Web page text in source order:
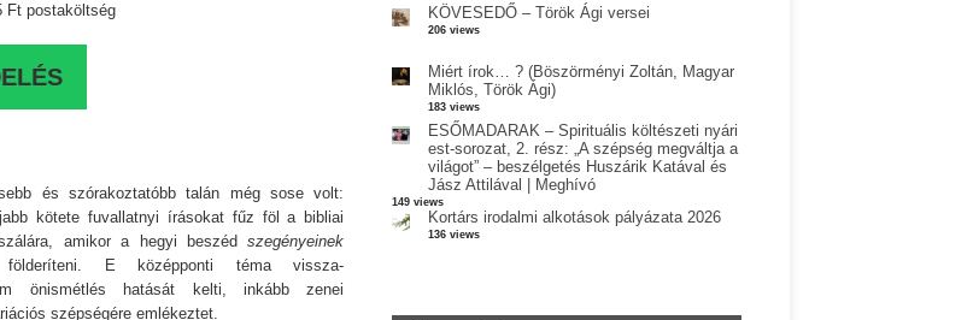
Ft postaköltség
és szórakoztatóbb talán még sose volt:
kötete fuvallatnyi írásokat fűz föl a bibliai
amikor a hegyi beszédszegényeinek
E középponti téma vissza-
önismétlés hatását kelti, inkább zenei
szépségére emlékeztet.
KÖVESEDŐ – Török Ági versei
206 views
Miért írok… ? (Böszörményi Zoltán, Magyar
Miklós, Török Ági)
183 views
ESŐMADARAK – Spirituális költészeti nyári
est-sorozat, 2. rész: „A szépség megváltja a
világot” – beszélgetés Huszárik Katával és
Jász Attilával | Meghívó
149 views
Kortárs irodalmi alkotások pályázata 2026
136 views